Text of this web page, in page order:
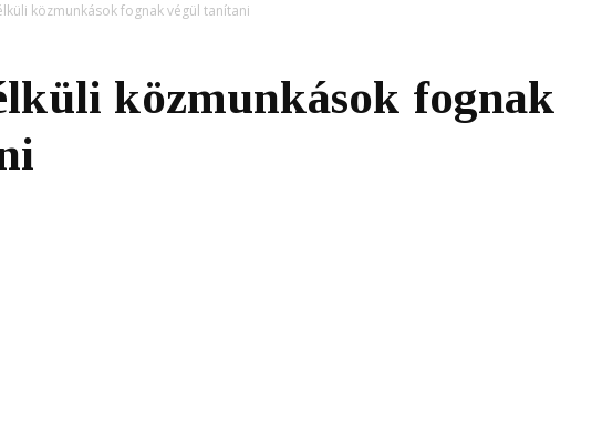
közmunkások fognak végül tanítani
közmunkások fognak